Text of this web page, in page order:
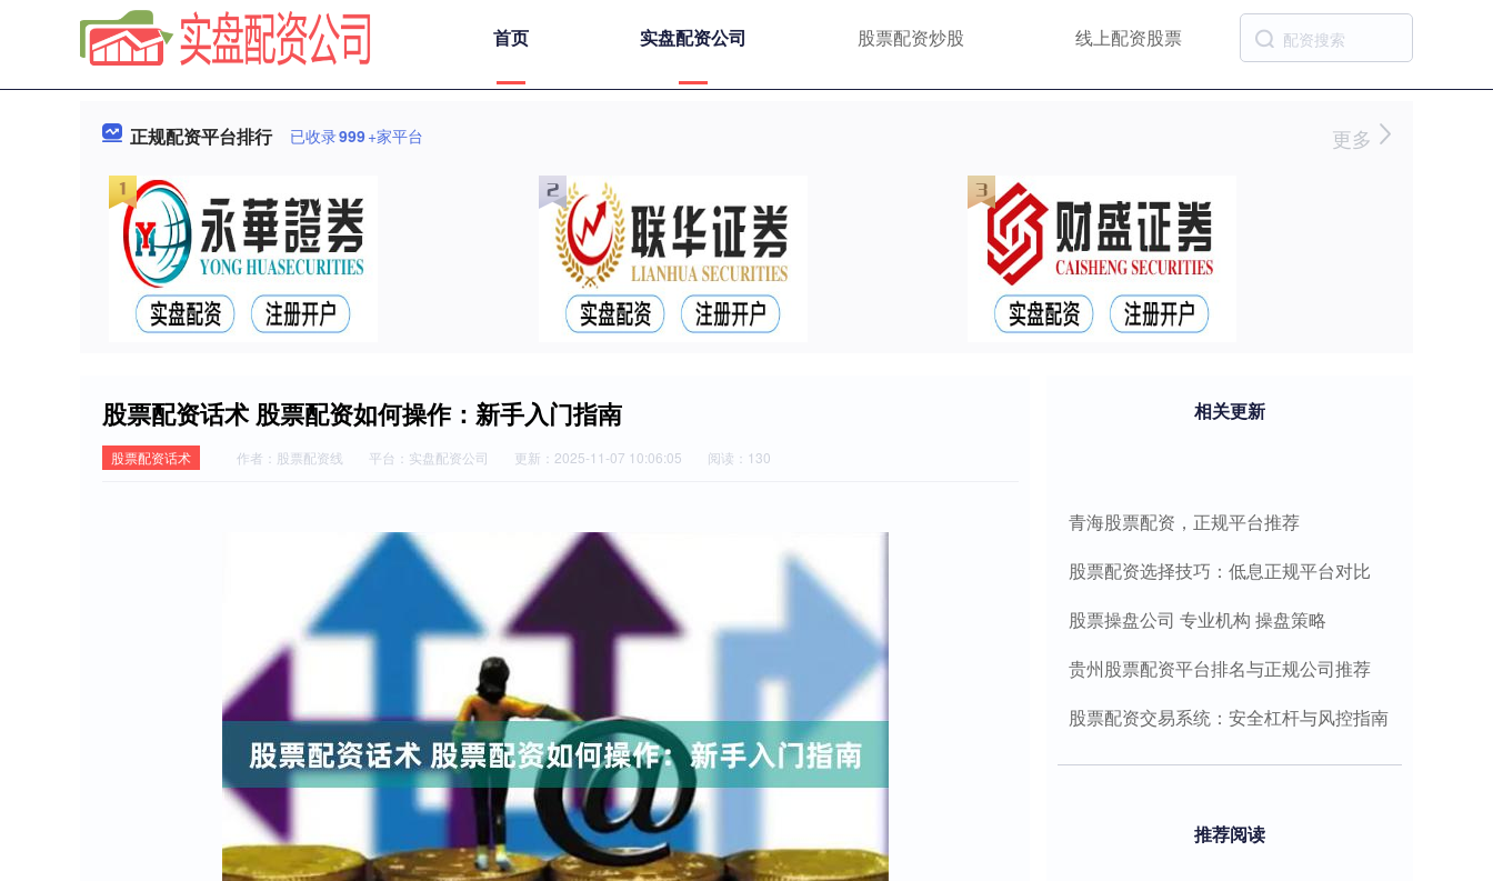
首页 实盘配资公司 股票配资炒股 线上配资股票
正规配资平台排行 已收录999+家平台 更多
股票配资话术 股票配资如何操作：新手入门指南
股票配资话术 作者：股票配资线 平台：实盘配资公司 更新：2025-11-07 10:06:05 阅读：130
相关更新
青海股票配资，正规平台推荐
股票配资选择技巧：低息正规平台对比
股票操盘公司 专业机构 操盘策略
贵州股票配资平台排名与正规公司推荐
股票配资交易系统：安全杠杆与风控指南
推荐阅读